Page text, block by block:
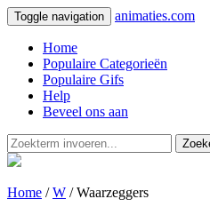
Toggle navigation animaties.com
Home
Populaire Categorieën
Populaire Gifs
Help
Beveel ons aan
Home /W / Waarzeggers